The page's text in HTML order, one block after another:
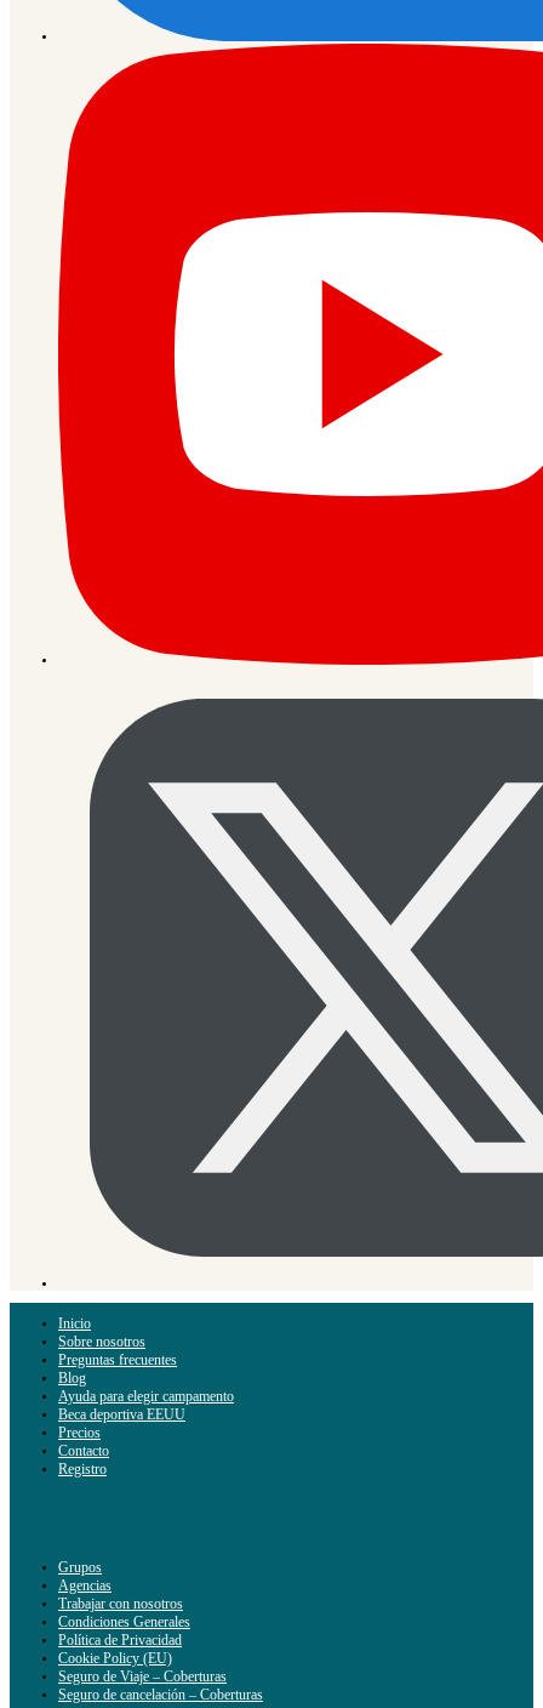
Inicio
Sobre nosotros
Preguntas frecuentes
Blog
Ayuda para elegir campamento
Beca deportiva EEUU
Precios
Contacto
Registro
Grupos
Agencias
Trabajar con nosotros
Condiciones Generales
Política de Privacidad
Cookie Policy (EU)
Seguro de Viaje – Coberturas
Seguro de cancelación – Coberturas